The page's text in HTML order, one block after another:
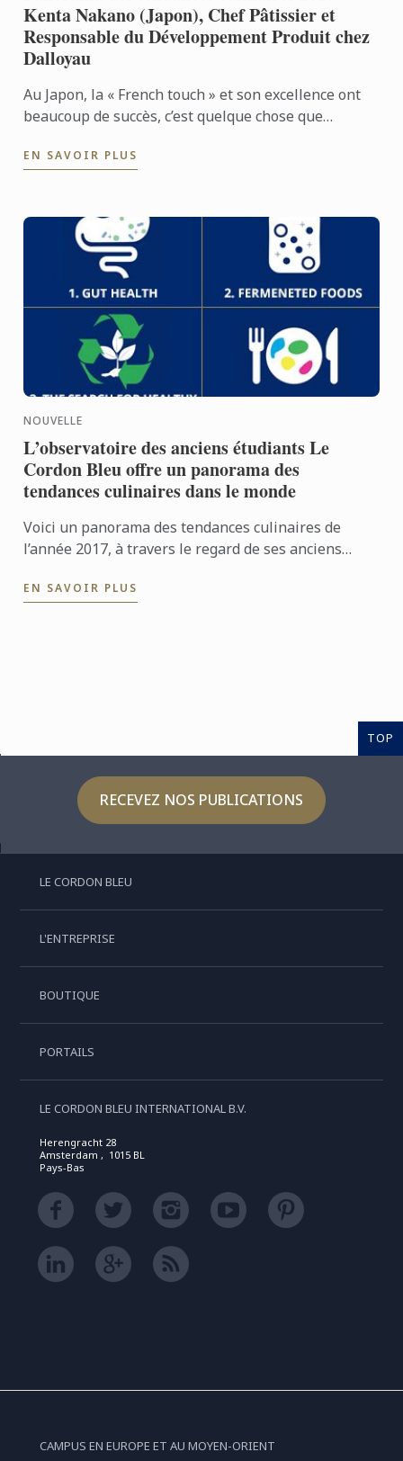
Kenta Nakano (Japon), Chef Pâtissier et
Responsable du Développement Produit chez
Dalloyau
Au Japon, la « French touch » et son excellence ont
beaucoup de succès, c’est quelque chose que
recherchent ...
EN SAVOIR PLUS
NOUVELLE
L’observatoire des anciens étudiants Le
Cordon Bleu offre un panorama des
tendances culinaires dans le monde
Voici un panorama des tendances culinaires de
l’année 2017, à travers le regard de ses anciens
EN SAVOIR PLUS
TOP
RECEVEZ NOS PUBLICATIONS
LE CORDON BLEU
L'ENTREPRISE
BOUTIQUE
PORTAILS
LE CORDON BLEU INTERNATIONAL B.V.
Herengracht 28
Amsterdam , 1015 BL
Pays-Bas
CAMPUS EN EUROPE ET AU MOYEN-ORIENT